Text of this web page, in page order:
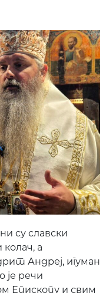
су славски
а
Андреј, игуман
је речи
Епископу и свим